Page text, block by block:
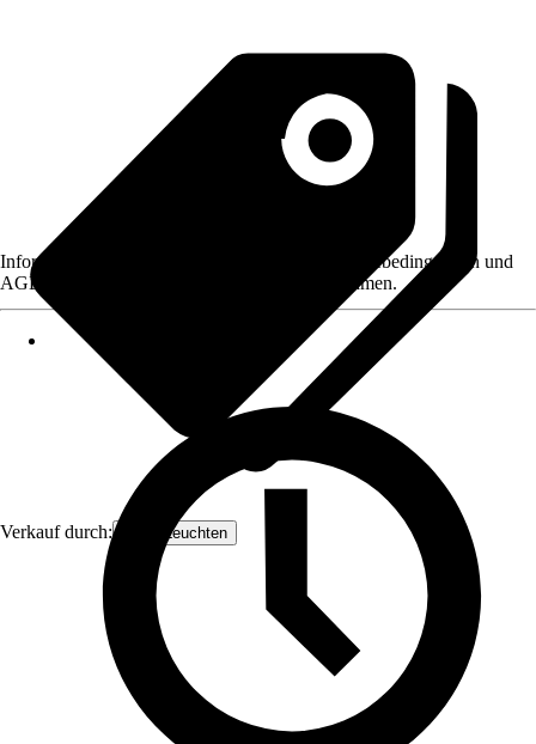
Verkauf durch: Orion Leuchten
Informationen des Verkäufers, wie z. B. Rückgabebedingungen und
AGB, finden Sie bei Klick auf den Verkäufernamen.